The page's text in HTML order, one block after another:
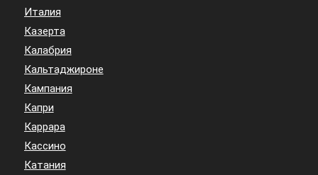
Италия
Казерта
Калабрия
Кальтаджироне
Кампания
Капри
Каррара
Кассино
Катания